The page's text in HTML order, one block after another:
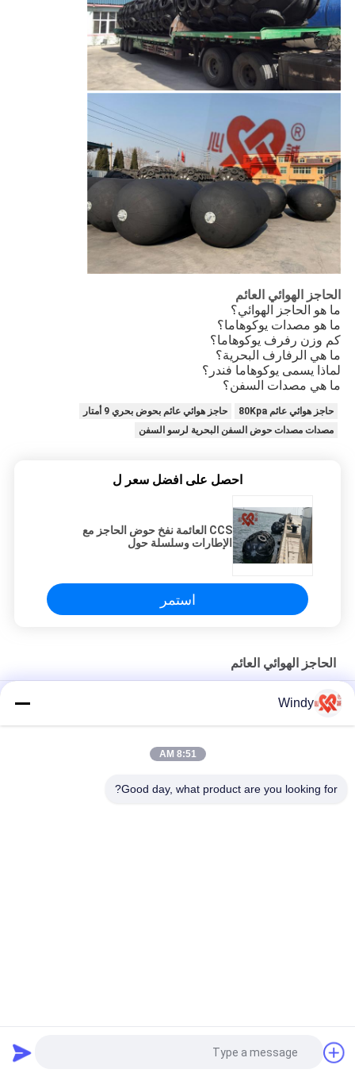
الحاجز الهوائي العائم
ما هو الحاجز الهوائي؟
ما هو مصدات يوكوهاما؟
كم وزن رفرف يوكوهاما؟
ما هي الرفارف البحرية؟
لماذا يسمى يوكوهاما فندر؟
ما هي مصدات السفن؟
حاجز هوائي عائم 80Kpa
حاجز هوائي عائم بحوض بحري 9 أمتار
مصدات مصدات حوض السفن البحرية لرسو السفن
احصل على افضل سعر ل
CCS العائمة نفخ حوض الحاجز مع
الإطارات وسلسلة حول
استمر
الحاجز الهوائي العائم
مروحة دائمة من المطاط الرومي الأبيض
البيضاء سميكة 0.05MPa الصناعية العائمة المطاطية المضغوطة
Windy
8:51 AM
Good day, what product are you looking for?